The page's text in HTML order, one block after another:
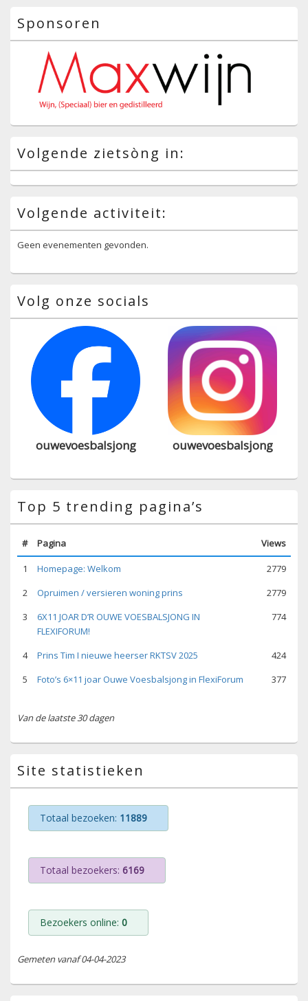
Sponsoren
Volgende zietsòng in:
Volgende activiteit:
Geen evenementen gevonden.
Volg onze socials
ouwevoesbalsjong ouwevoesbalsjong
Top 5 trending pagina’s
# Pagina Views
1 Homepage: Welkom
2779
2
Opruimen / versieren woning prins
2779
3
6X11 JOAR D’R OUWE VOESBALSJONG IN
FLEXIFORUM!
774
4 Prins Tim I nieuwe heerser RKTSV 2025
424
5
Foto’s 6×11 joar Ouwe Voesbalsjong in FlexiForum 377
Van de laatste 30 dagen
Site statistieken
Totaal bezoeken: 11889
Totaal bezoekers: 6169
Bezoekers online: 0
Gemeten vanaf 04-04-2023